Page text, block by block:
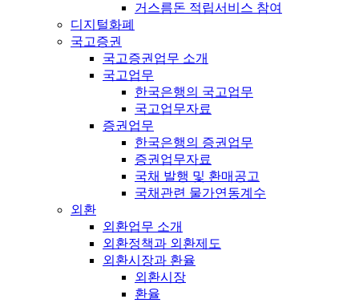
거스름돈 적립서비스 참여
디지털화폐
국고증권
국고증권업무 소개
국고업무
한국은행의 국고업무
국고업무자료
증권업무
한국은행의 증권업무
증권업무자료
국채 발행 및 환매공고
국채관련 물가연동계수
외환
외환업무 소개
외환정책과 외환제도
외환시장과 환율
외환시장
환율